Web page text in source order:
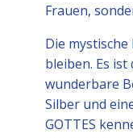
Frauen,
Die
bleiben. Es
wunderbare
Silber und
GOTTES